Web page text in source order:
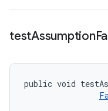
testAssumption
public void